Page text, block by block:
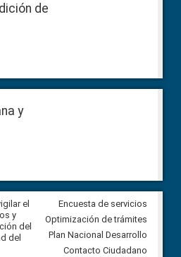
de
y
el
y
del
del
Veeduría Ciudadana para
construcción del asfaltado de
diferentes barrios del sector
Ballenita del cantón Santa
Encuesta de servicios
Optimización de trámites
Plan Nacional Desarrollo
Contacto Ciudadano